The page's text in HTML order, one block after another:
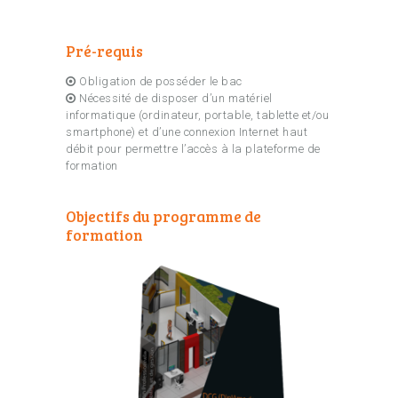
Pré-requis
Obligation de posséder le bac
Nécessité de disposer d’un matériel
informatique (ordinateur, portable, tablette et/ou
smartphone) et d’une connexion Internet haut
débit pour permettre l’accès à la plateforme de
formation
Objectifs du programme de
formation